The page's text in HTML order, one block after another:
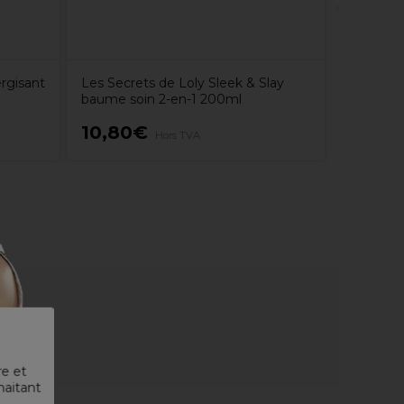
et
Les Secrets de Loly Sleek & Slay
baume soin 2-en-1 200ml
10,80€